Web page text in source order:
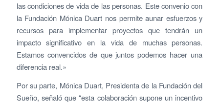
las condiciones de vida de las personas. Este convenio con
la Fundación Mónica Duart nos permite aunar esfuerzos y
recursos para implementar proyectos que tendrán un
impacto significativo en la vida de muchas personas.
Estamos convencidos de que juntos podemos hacer una
diferencia real.»
Por su parte, Mónica Duart, Presidenta de la Fundación del
Sueño, señaló que “esta colaboración supone un incentivo